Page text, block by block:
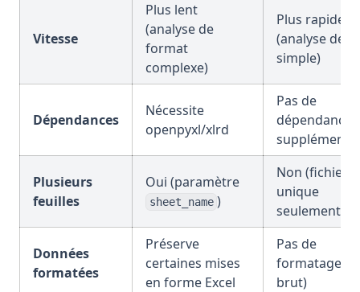
Vitesse
Plus lent
(analyse de
format
complexe)
Plus rapide
(analyse de
simple)
Dépendances
Nécessite
openpyxl/xlrd
Pas de
dépendances
Plusieurs
feuilles
Oui (paramètre
sheet_name )
Non (fichier
unique
seulement)
Données
formatées
Préserve
certaines mises
en forme Excel
Pas de
formatage
brut)